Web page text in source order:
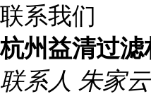
联系我们
杭州益清过滤
联系人 朱家云